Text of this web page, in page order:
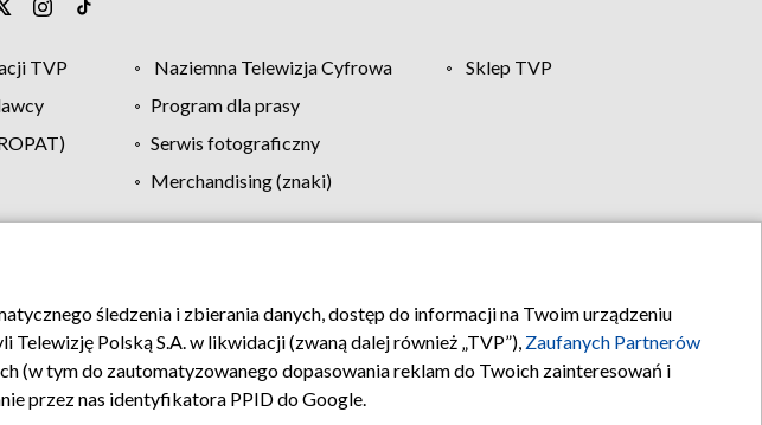
TVP Naziemna Telewizja Cyfrowa
Sklep TVP
Program dla prasy
Serwis fotograficzny
Merchandising (znaki)
Pomoc Biuro reklamy Kontakt
śledzenia i zbierania danych, dostęp do informacji na Twoim urządzeniu
Polską S.A. w likwidacji (zwaną dalej również „TVP”), Zaufanych Partnerów
(w tym do zautomatyzowanego dopasowania reklam do Twoich zainteresowań i
przez nas identyfikatora PPID do Google.